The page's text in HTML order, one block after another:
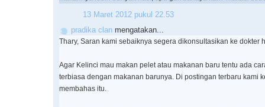
13 Maret 2012 pukul 22.53
pradika clan mengatakan...
Thary, Saran kami sebaiknya segera dikonsultasikan ke dokter
Agar Kelinci mau makan pelet atau makanan baru tentu ada
terbiasa dengan makanan barunya. Di postingan terbaru kami
membahas itu.